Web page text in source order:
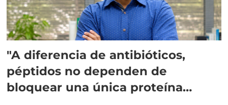
"A diferencia de antibióticos,
péptidos no dependen de
bloquear una única proteína